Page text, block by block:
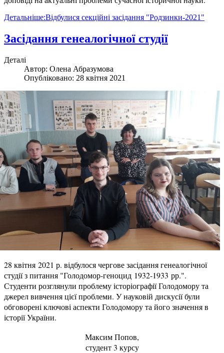
Детальніше:Відбулися секційні засідання "Родзинки-2021"
Засідання генеалогічної студії
Деталі
Автор: Олена Абразумова
Опубліковано: 28 квітня 2021
28 квітня 2021 р. відбулося чергове засідання генеалогічної
студії з питання "Голодомор-геноцид 1932-1933 рр.".
Студенти розглянули проблему історіографії Голодомору та
джерел вивчення цієї проблеми. У науковій дискусії були
обговорені ключові аспекти Голодомору та його значення в
історії України.
Максим Попов,
студент 3 курсу